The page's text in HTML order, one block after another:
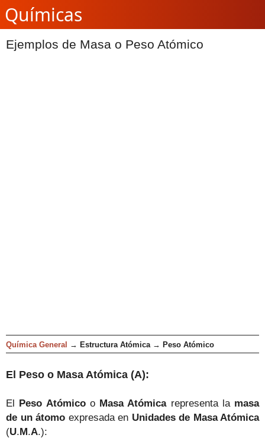
Químicas
Ejemplos de Masa o Peso Atómico
Química General → Estructura Atómica → Peso Atómico
El Peso o Masa Atómica (A):
El Peso Atómico o Masa Atómicarepresenta la masa
de un átomo expresada en Unidades de Masa Atómica
(U. M .A.):